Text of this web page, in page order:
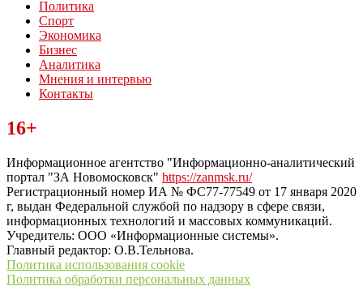
Политика
Спорт
Экономика
Бизнес
Аналитика
Мнения и интервью
Контакты
Читайте последние новости дня в Тульской области на сайте
“ЗаНовомосковск”
16+
Информационное агентство "Информационно-аналитический
портал "ЗА Новомосковск" https://zanmsk.ru/
Регистрационный номер ИА № ФС77-77549 от 17 января 2020
г, выдан Федеральной службой по надзору в сфере связи,
информационных технологий и массовых коммуникаций.
Учредитель: ООО «Информационные системы».
Главный редактор: О.В.Тельнова.
Политика использования cookie
Политика обработки персональных данных